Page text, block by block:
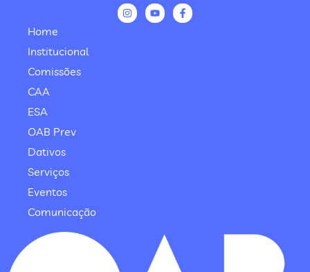
Home
Institucional
Comissões
CAA
ESA
OAB Prev
Dativos
Serviços
Eventos
Comunicação